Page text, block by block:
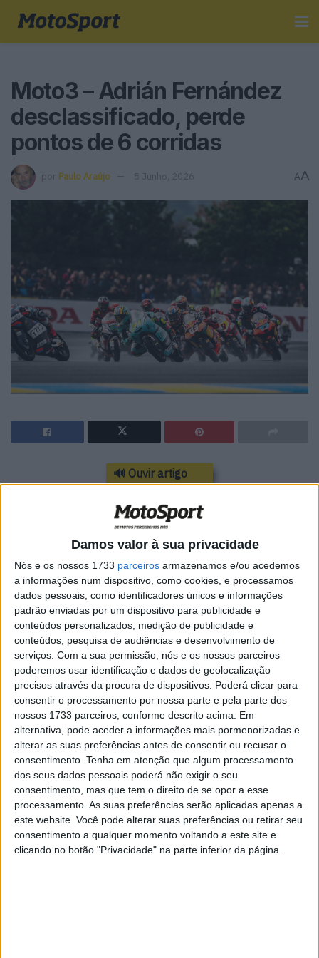
Damos valor à sua privacidade
Nós e os nossos 1733 parceiros armazenamos e/ou acedemos
a informações num dispositivo, como cookies, e processamos
dados pessoais, como identificadores únicos e informações
padrão enviadas por um dispositivo para publicidade e
conteúdos personalizados, medição de publicidade e
conteúdos, pesquisa de audiências e desenvolvimento de
serviços. Com a sua permissão, nós e os nossos parceiros
poderemos usar identificação e dados de geolocalização
precisos através da procura de dispositivos. Poderá clicar para
consentir o processamento por nossa parte e pela parte dos
nossos 1733 parceiros, conforme descrito acima. Em
alternativa, pode aceder a informações mais pormenorizadas e
alterar as suas preferências antes de consentir ou recusar o
consentimento. Tenha em atenção que algum processamento
dos seus dados pessoais poderá não exigir o seu
consentimento, mas que tem o direito de se opor a esse
processamento. As suas preferências serão aplicadas apenas a
este website. Você pode alterar suas preferências ou retirar seu
consentimento a qualquer momento voltando a este site e
clicando no botão "Privacidade" na parte inferior da página.
Moto3 – Adrián Fernández
desclassificado, perde
pontos de 6 corridas
por Paulo Araújo 5 Junho, 2026 AA
🔊 Ouvir artigo
Desaire na classe mais pequena por
irregularidades nos motores
O piloto da Honda Leopard viu a maior parte dos pontos
que tinha ganho até agora retirados devido a uma
desclassificação técnica: foi descoberto que pelo menos
dois dos seus motores de Moto3 tinham sido ilegalmente
abertos, mostrando sinais das freagens de segurança
terem sido removidas, uma delas já em França. A
segunda foi descoberta antes do GP de Itália há dias e
ocasionou um processo contra a equipa Honda Leopard.